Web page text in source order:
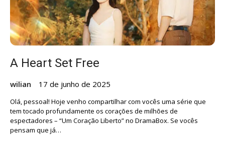
A Heart Set Free
wilian 17 de junho de 2025
Olá, pessoal! Hoje venho compartilhar com vocês uma série que
tem tocado profundamente os corações de milhões de
espectadores – “Um Coração Liberto” no DramaBox. Se vocês
pensam que já…